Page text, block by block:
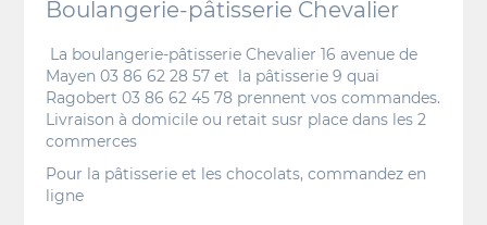
Boulangerie-pâtisserie Chevalier
La boulangerie-pâtisserie Chevalier 16 avenue de
Mayen 03 86 62 28 57 et la pâtisserie 9 quai
Ragobert 03 86 62 45 78 prennent vos commandes.
Livraison à domicile ou retait susr place dans les 2
commerces
Pour la pâtisserie et les chocolats, commandez en
ligne